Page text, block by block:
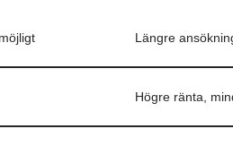
Längre
Högre ränta,